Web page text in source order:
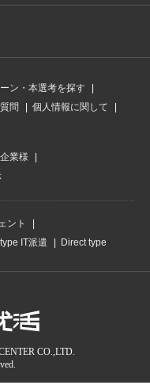
ン・本選考を探す
問
個人情報に関して
業様
ント
type IT派遣 Direct type
CO.,LTD.